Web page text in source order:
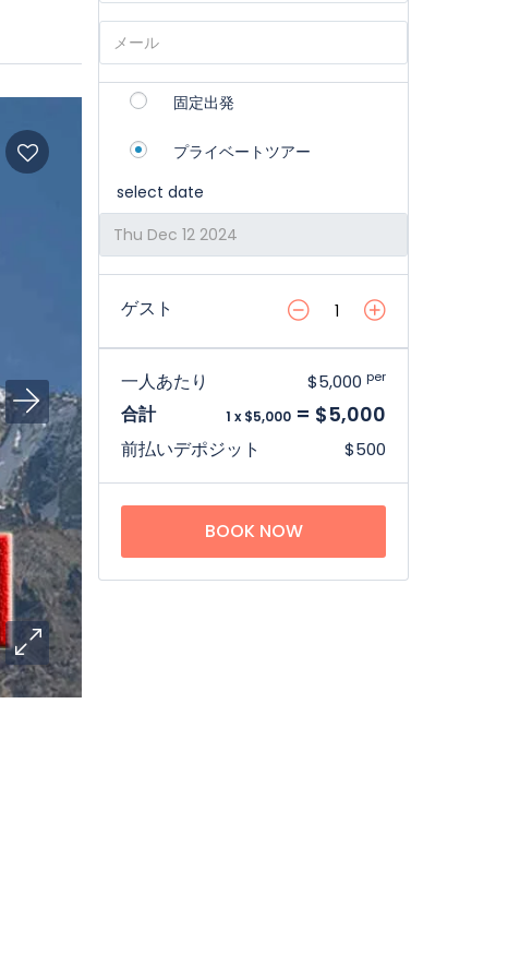
固定出発
プライベートツアー
select date
ゲスト
一人あたり $5,000 per
合計 1 x $5,000 = $5,000
前払いデポジット $500
BOOK NOW